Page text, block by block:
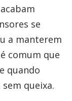
se
a manterem
comum que
quando
queixa.